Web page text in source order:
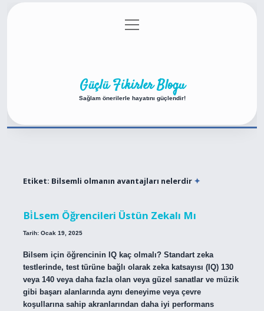
Gizlilik Politikası
menüyü
aç
Güçlü Fikirler Blogu
Sağlam önerilerle hayatını güçlendir!
Etiket: Bilsemli olmanın avantajları nelerdir
Bi̇Lsem Öğrencileri Üstün Zekalı Mı
Tarih: Ocak 19, 2025
Bilsem için öğrencinin IQ kaç olmalı? Standart zeka
testlerinde, test türüne bağlı olarak zeka katsayısı (IQ) 130
veya 140 veya daha fazla olan veya güzel sanatlar ve müzik
gibi başarı alanlarında aynı deneyime veya çevre
koşullarına sahip akranlarından daha iyi performans